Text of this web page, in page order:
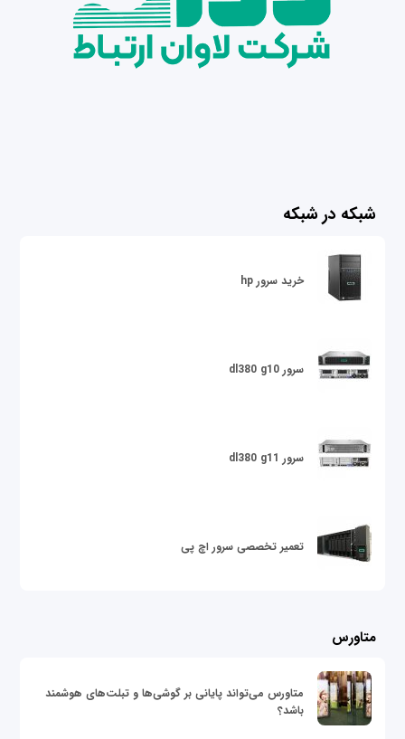
شبکه در شبکه
خرید سرور hp
سرور dl380 g10
سرور dl380 g11
تعمیر تخصصی سرور اچ پی
متاورس
متاورس می‌تواند پایانی بر گوشی‌ها و تبلت‌های هوشمند
باشد؟